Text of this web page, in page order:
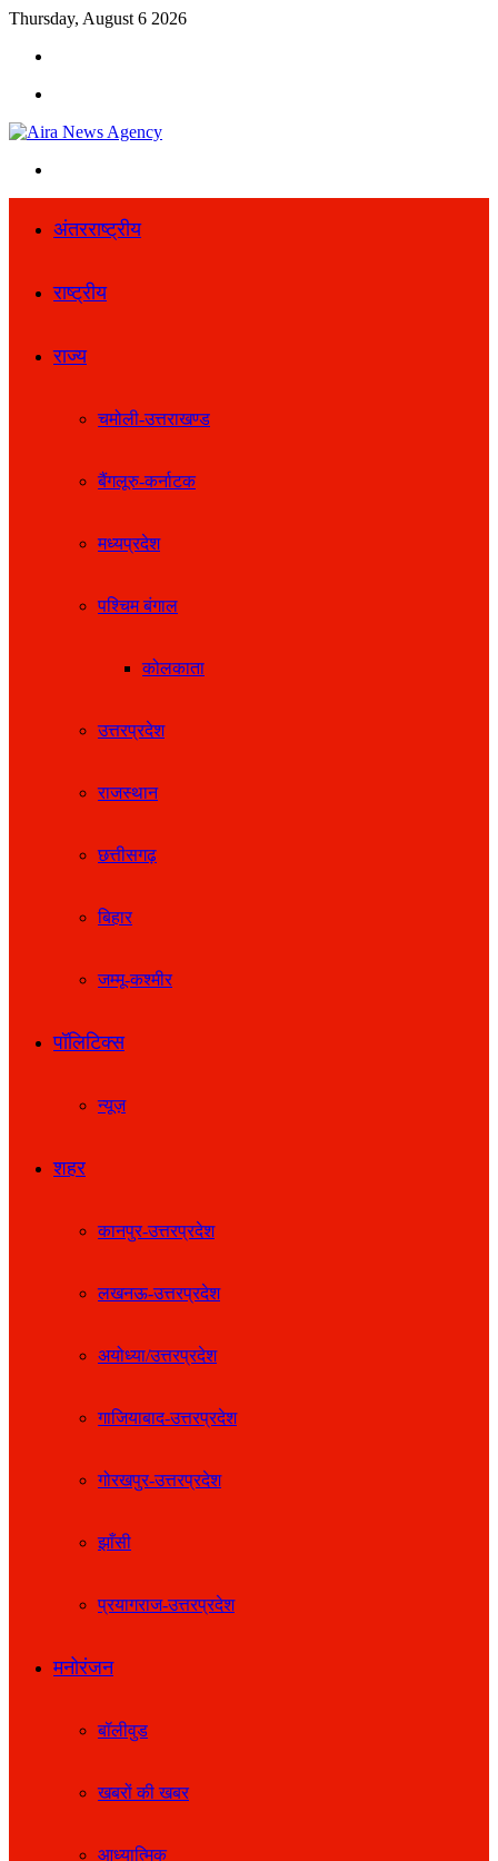
Thursday, August 6 2026
अंतरराष्ट्रीय
राष्ट्रीय
राज्य
चमोली-उत्तराखण्ड
बैंगलूरु-कर्नाटक
मध्यप्रदेश
पश्चिम बंगाल
कोलकाता
उत्तरप्रदेश
राजस्थान
छत्तीसगढ़
बिहार
जम्मू-कश्मीर
पॉलिटिक्स
न्यूज़
शहर
कानपुर-उत्तरप्रदेश
लखनऊ-उत्तरप्रदेश
अयोध्या/उत्तरप्रदेश
गाजियाबाद-उत्तरप्रदेश
गोरखपुर-उत्तरप्रदेश
झाँसी
प्रयागराज-उत्तरप्रदेश
मनोरंजन
बॉलीवुड
खबरों की खबर
आध्यात्मिक